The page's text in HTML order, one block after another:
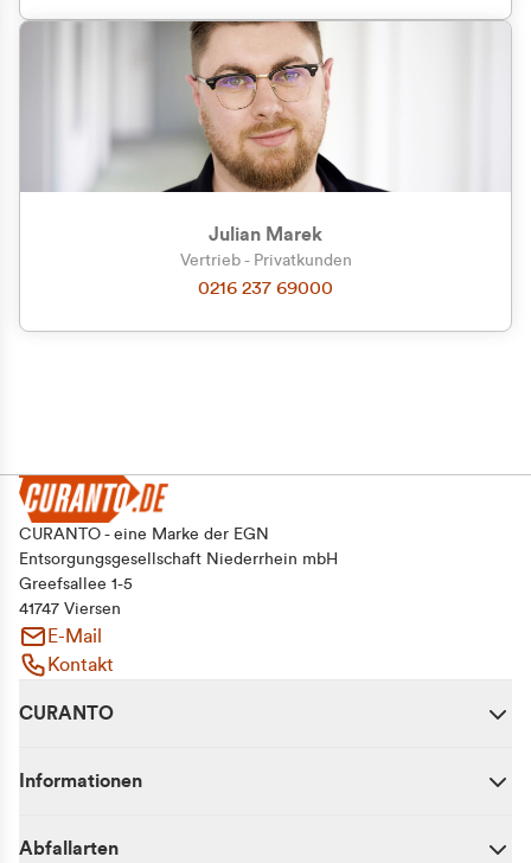
Julian Marek
Vertrieb - Privatkunden
0216 237 69000
CURANTO - eine Marke der EGN
Entsorgungsgesellschaft Niederrhein mbH
Greefsallee 1-5
41747 Viersen
E-Mail
Kontakt
CURANTO
Informationen
Abfallarten